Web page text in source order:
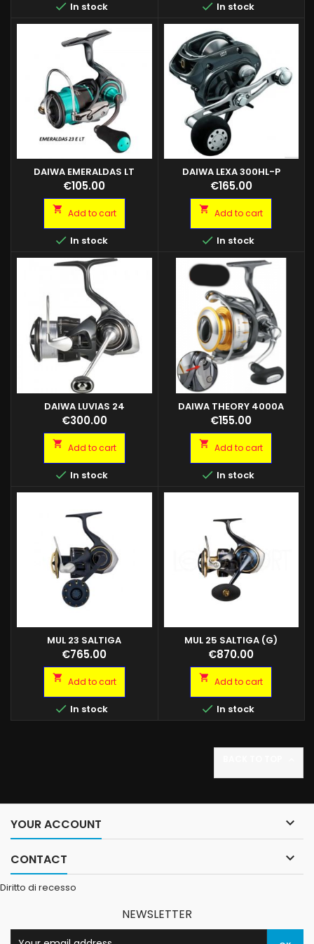
 In stock  In stock
DAIWA EMERALDAS LT
A - DAIWA EMERALDAS LT 2500
SH B - DAIWA EMERALDAS LT
3000 SH
Price
€105.00
 Add to cart
 In stock
DAIWA LEXA 300HL-P
Price
€165.00
 Add to cart
 In stock
DAIWA LUVIAS 24
Price
€300.00
 Add to cart
 In stock
DAIWA THEORY 4000A
Price
€155.00
 Add to cart
 In stock
MUL 23 SALTIGA
Price
€765.00
 Add to cart
 In stock
MUL 25 SALTIGA (G)
Price
€870.00
 Add to cart
 In stock
YOUR ACCOUNT 
CONTACT 
Diritto di recesso
NEWSLETTER